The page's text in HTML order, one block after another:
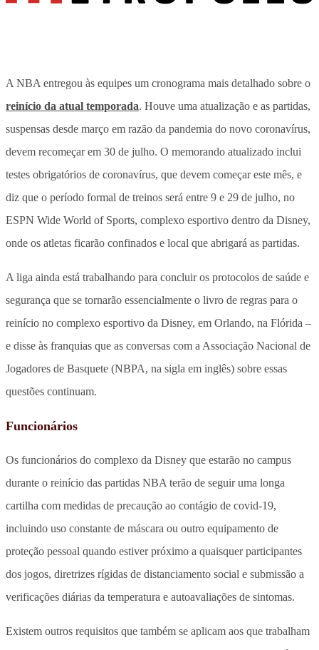
A NBA entregou às equipes um cronograma mais detalhado sobre o
reinício da atual temporada. Houve uma atualização e as partidas,
suspensas desde março em razão da pandemia do novo coronavírus,
devem recomeçar em 30 de julho. O memorando atualizado inclui
testes obrigatórios de coronavírus, que devem começar este mês, e
diz que o período formal de treinos será entre 9 e 29 de julho, no
ESPN Wide World of Sports, complexo esportivo dentro da Disney,
onde os atletas ficarão confinados e local que abrigará as partidas.
A liga ainda está trabalhando para concluir os protocolos de saúde e
segurança que se tornarão essencialmente o livro de regras para o
reinício no complexo esportivo da Disney, em Orlando, na Flórida –
e disse às franquias que as conversas com a Associação Nacional de
Jogadores de Basquete (NBPA, na sigla em inglês) sobre essas
questões continuam.
Funcionários
Os funcionários do complexo da Disney que estarão no campus
durante o reinício das partidas NBA terão de seguir uma longa
cartilha com medidas de precaução ao contágio de covid-19,
incluindo uso constante de máscara ou outro equipamento de
proteção pessoal quando estiver próximo a quaisquer participantes
dos jogos, diretrizes rígidas de distanciamento social e submissão a
verificações diárias da temperatura e autoavaliações de sintomas.
Existem outros requisitos que também se aplicam aos que trabalham